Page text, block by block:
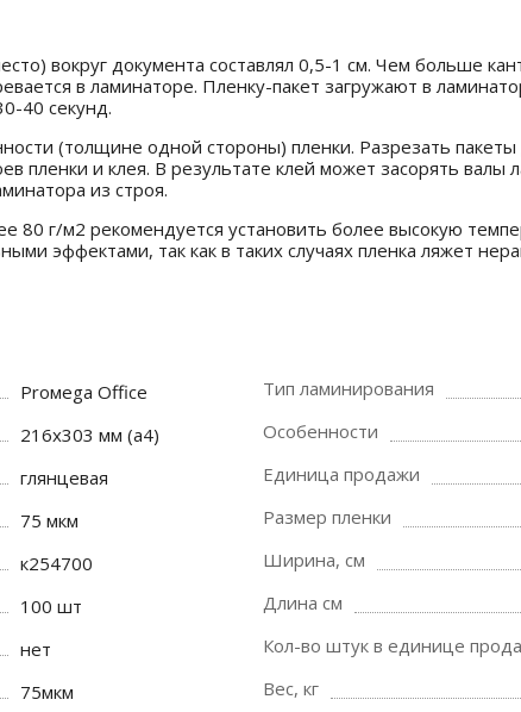
вокруг документа составлял 0,5-1 см. Чем больше
в ламинаторе. Пленку-пакет загружают в
40 секунд.
(толщине одной стороны) пленки. Разрезать
пленки и клея. В результате клей может засорять
из строя.
80 г/м2 рекомендуется установить более высокую
эффектами, так как в таких случаях пленка ляжет
Proмega Оffice
216х303 мм (а4)
глянцевая
75 мкм
к254700
100 шт
нет
75мкм
Тип ламинирования
Особенности
Единица продажи
Размер пленки
Ширина, см
Длина см
Кол-во штук в единице
Вес, кг